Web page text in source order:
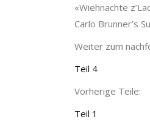
«Wiehnachte
Carlo Brunner’s
Weiter zum
Teil 4
Vorherige Teile:
Teil 1